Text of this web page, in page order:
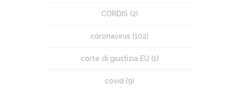
CORDIS (2)
coronavirus (102)
corte di giustizia EU (1)
covid (9)